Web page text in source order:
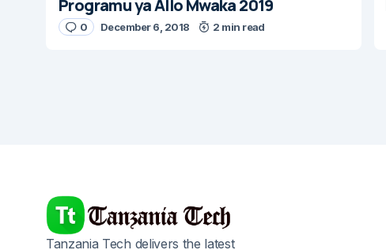
Programu ya Allo Mwaka 2019
0 December 6, 2018 2 min read
Tanzania Tech delivers the latest